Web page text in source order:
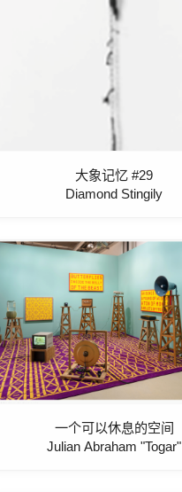
大象记忆 #29
Diamond Stingily
一个可以休息的空间
Julian Abraham "Togar"